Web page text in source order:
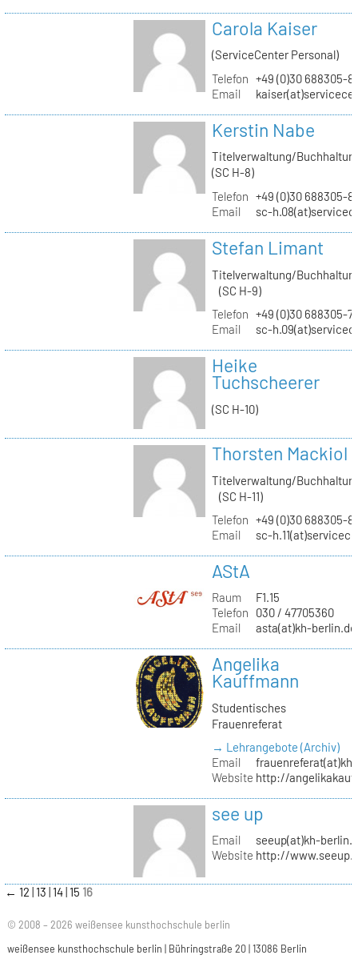
Carola Kaiser
(ServiceCenter Personal)
Telefon +49 (0)30 688305-
Email
Kerstin Nabe
Titelverwaltung/
(SC H-8)
Telefon +49 (0)30 688305-
Email
sc-
Stefan Limant
Titelverwaltung/
(SC H-9)
Telefon +49 (0)30 688305-
Email
sc-
Heike
Tuchscheerer
(SC H-10)
Thorsten Mackiol
Titelverwaltung/
(SC H-11)
Telefon +49 (0)30 688305-
Email
sc-
AStA
Raum
F1.15
Telefon
030 / 47705360
Email
asta(at)kh-berlin.de
Angelika
Kauffmann
Studentisches
Frauenreferat
→ Lehrangebote (Archiv)
Email
Website http://
see up
Email
seeup(at)kh-
Website http://
← 12 13 14 15 16
© 2008 – 2026 weißensee kunsthochschule berlin
weißensee kunsthochschule berlin | Bühringstraße 20 | 13086 Berlin